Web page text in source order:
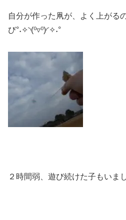
自分が作った凧が、よく上がる
び°˖✧◝(⁰▿⁰)◜✧˖°
２時間弱、遊び続けた子もいま